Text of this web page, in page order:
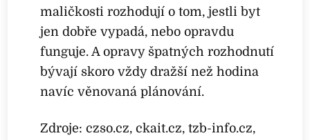
maličkosti rozhodují o tom, jestli byt
jen dobře vypadá, nebo opravdu
funguje. A opravy špatných rozhodnutí
bývají skoro vždy dražší než hodina
navíc věnovaná plánování.
Zdroje: czso.cz, ckait.cz, tzb-info.cz,